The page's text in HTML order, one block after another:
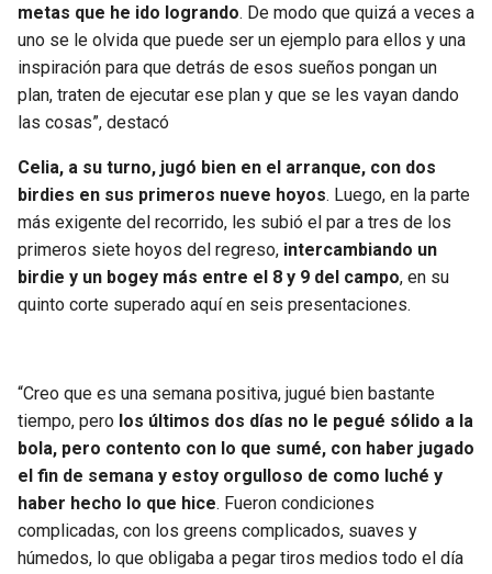
metas que he ido logrando. De modo que quizá a veces a
uno se le olvida que puede ser un ejemplo para ellos y una
inspiración para que detrás de esos sueños pongan un
plan, traten de ejecutar ese plan y que se les vayan dando
las cosas”, destacó
Celia, a su turno, jugó bien en el arranque, con dos
birdies en sus primeros nueve hoyos. Luego, en la parte
más exigente del recorrido, les subió el par a tres de los
primeros siete hoyos del regreso, intercambiando un
birdie y un bogey más entre el 8 y 9 del campo, en su
quinto corte superado aquí en seis presentaciones.
“Creo que es una semana positiva, jugué bien bastante
tiempo, pero los últimos dos días no le pegué sólido a la
bola, pero contento con lo que sumé, con haber jugado
el fin de semana y estoy orgulloso de como luché y
haber hecho lo que hice. Fueron condiciones
complicadas, con los greens complicados, suaves y
húmedos, lo que obligaba a pegar tiros medios todo el día